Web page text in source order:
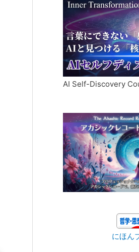
AI Self-Discovery
にほん